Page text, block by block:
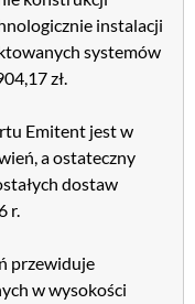
instalacji
systemów
zł.
Emitent jest w
a ostateczny
dostaw
r.
przewiduje
w wysokości